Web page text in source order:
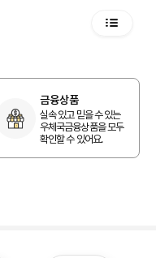
금융상품
실속 있고 믿을 수 있는
우체국금융상품을 모두
확인할 수 있어요.